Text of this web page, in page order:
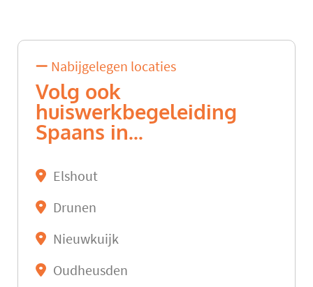
Nabijgelegen locaties
Volg ook
huiswerkbegeleiding
Spaans in...
Elshout
Drunen
Nieuwkuijk
Oudheusden